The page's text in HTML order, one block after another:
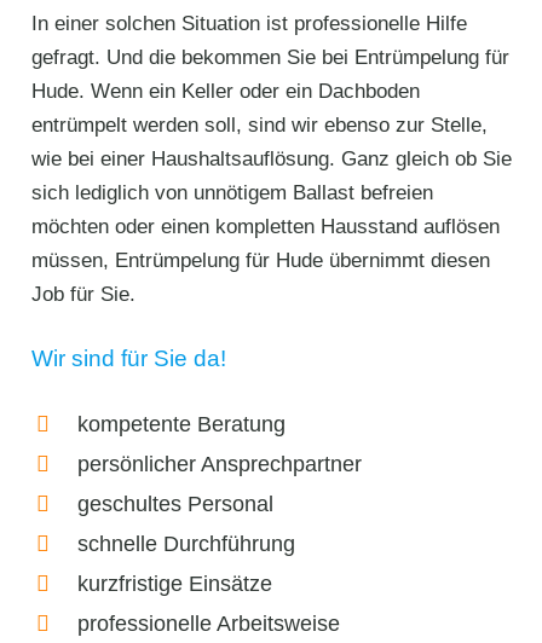
In einer solchen Situation ist professionelle Hilfe
gefragt. Und die bekommen Sie bei Entrümpelung für
Hude. Wenn ein Keller oder ein Dachboden
entrümpelt werden soll, sind wir ebenso zur Stelle,
wie bei einer Haushaltsauflösung. Ganz gleich ob Sie
sich lediglich von unnötigem Ballast befreien
möchten oder einen kompletten Hausstand auflösen
müssen, Entrümpelung für Hude übernimmt diesen
Job für Sie.
Wir sind für Sie da!
kompetente Beratung
persönlicher Ansprechpartner
geschultes Personal
schnelle Durchführung
kurzfristige Einsätze
professionelle Arbeitsweise